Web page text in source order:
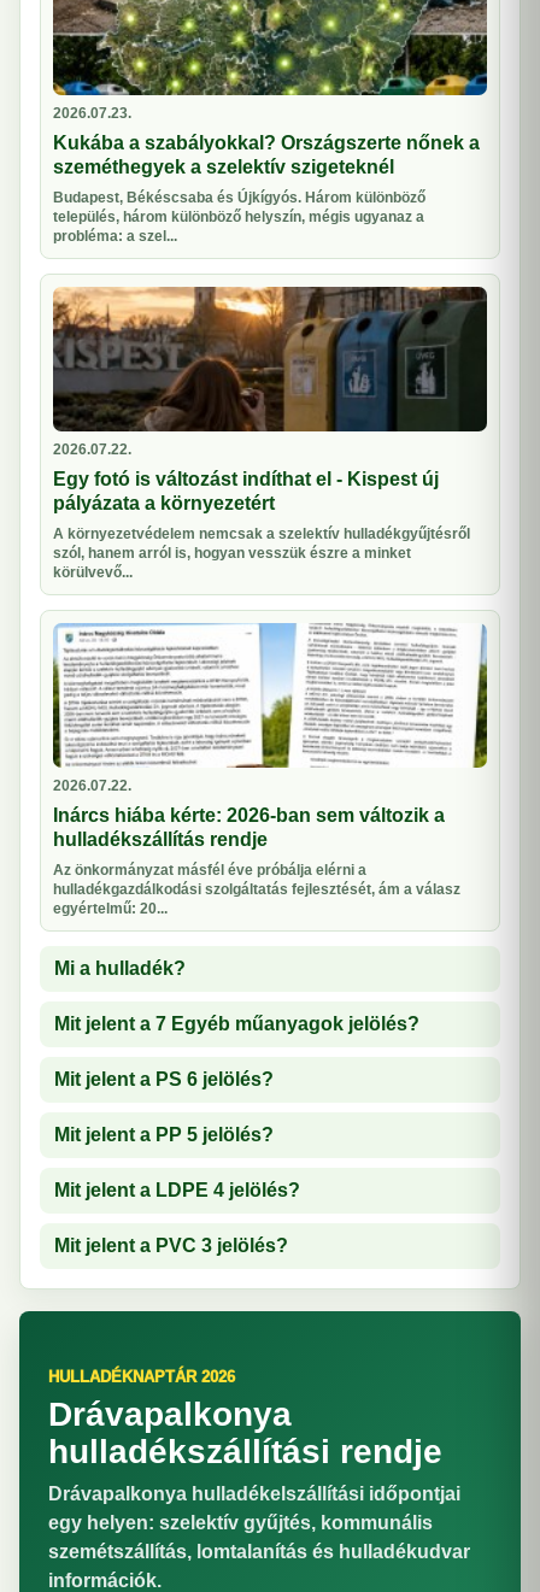
2026.07.23.
Kukába a szabályokkal? Országszerte nőnek a
szeméthegyek a szelektív szigeteknél
Budapest, Békéscsaba és Újkígyós. Három különböző
település, három különböző helyszín, mégis ugyanaz a
probléma: a szel...
2026.07.22.
Egy fotó is változást indíthat el - Kispest új
pályázata a környezetért
A környezetvédelem nemcsak a szelektív hulladékgyűjtésről
szól, hanem arról is, hogyan vesszük észre a minket
körülvevő...
2026.07.22.
Inárcs hiába kérte: 2026-ban sem változik a
hulladékszállítás rendje
Az önkormányzat másfél éve próbálja elérni a
hulladékgazdálkodási szolgáltatás fejlesztését, ám a válasz
egyértelmű: 20...
Mi a hulladék?
Mit jelent a 7 Egyéb műanyagok jelölés?
Mit jelent a PS 6 jelölés?
Mit jelent a PP 5 jelölés?
Mit jelent a LDPE 4 jelölés?
Mit jelent a PVC 3 jelölés?
HULLADÉKNAPTÁR 2026
Drávapalkonya
hulladékszállítási rendje
Drávapalkonya hulladékelszállítási időpontjai
egy helyen: szelektív gyűjtés, kommunális
szemétszállítás, lomtalanítás és hulladékudvar
információk.